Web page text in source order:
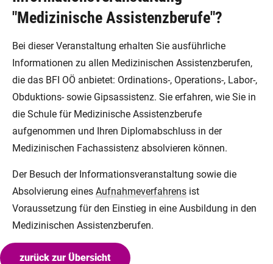
"Medizinische Assistenzberufe"?
Bei dieser Veranstaltung erhalten Sie ausführliche
Informationen zu allen Medizinischen Assistenzberufen,
die das BFI OÖ anbietet: Ordinations-, Operations-, Labor-,
Obduktions- sowie Gipsassistenz. Sie erfahren, wie Sie in
die Schule für Medizinische Assistenzberufe
aufgenommen und Ihren Diplomabschluss in der
Medizinischen Fachassistenz absolvieren können.
Der Besuch der Informationsveranstaltung sowie die
Absolvierung eines Aufnahmeverfahrens ist
Voraussetzung für den Einstieg in eine Ausbildung in den
Medizinischen Assistenzberufen.
zurück zur Übersicht